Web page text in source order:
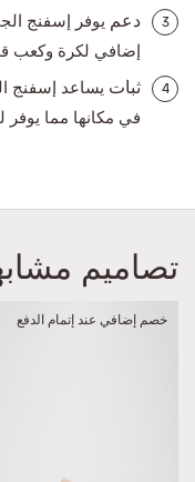
3 دعم يوفر إسفنج
إضافي لكرة وكعب
4 ثبات يساعد إسفنج
في مكانها مما يوفر
تصاميم
خصم إضافي عند إتمام الدفع